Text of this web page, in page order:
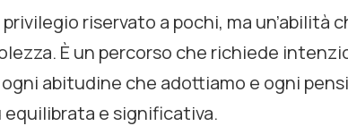
riservato a pochi, ma un’abilità
È un percorso che richiede
abitudine che adottiamo e ogni
e significativa.